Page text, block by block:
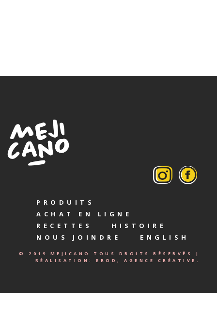
PRODUITS
ACHAT EN LIGNE
RECETTES
HISTOIRE
NOUS JOINDRE
ENGLISH
© 2019 MEJICANO TOUS DROITS RÉSERVÉS |
RÉALISATION: EROD, AGENCE CRÉATIVE.